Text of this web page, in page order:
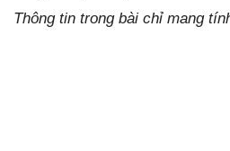
Thông tin trong bài chỉ mang